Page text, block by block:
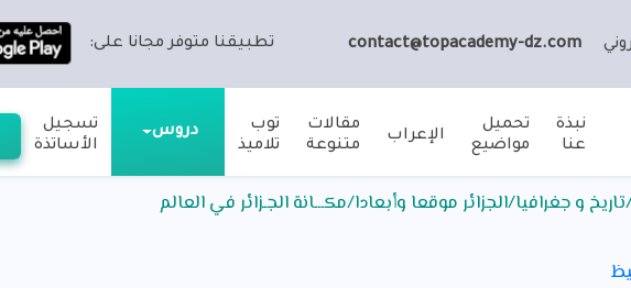
contact@topacademy-dz.com تطبيقنا متوفر مجانا على:
نبذة
عنا
تحميل
مواضيع
الإعراب
مقالات
متنوعة
توب
تلاميذ
دروس
تسجيل
الأساتذة
و جغرافيا/الجزائر موقعا وأبعادا/مكـــانة الجـزائر في العالم